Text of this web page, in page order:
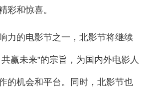
彩和惊喜。
力的电影节之一，北影节将继续
赢未来”的宗旨，为国内外电影人
的机会和平台。同时，北影节也